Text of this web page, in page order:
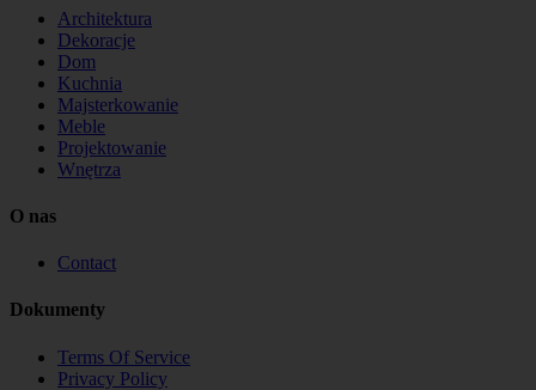
Architektura
Dekoracje
Dom
Kuchnia
Majsterkowanie
Meble
Projektowanie
Wnętrza
O nas
Contact
Dokumenty
Terms Of Service
Privacy Policy